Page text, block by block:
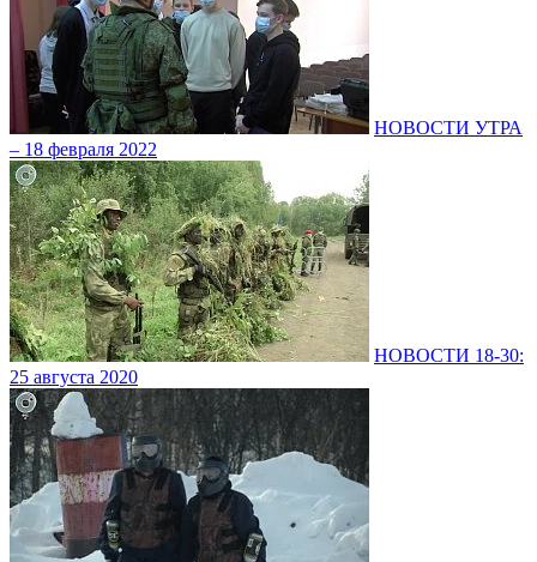
НОВОСТИ УТРА
– 18 февраля 2022
НОВОСТИ 18-30:
25 августа 2020